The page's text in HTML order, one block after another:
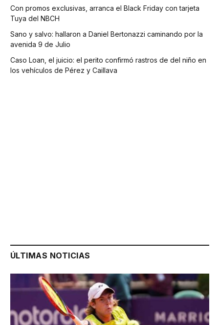
Con promos exclusivas, arranca el Black Friday con tarjeta
Tuya del NBCH
Sano y salvo: hallaron a Daniel Bertonazzi caminando por la
avenida 9 de Julio
Caso Loan, el juicio: el perito confirmó rastros de del niño en
los vehículos de Pérez y Caillava
ÚLTIMAS NOTICIAS